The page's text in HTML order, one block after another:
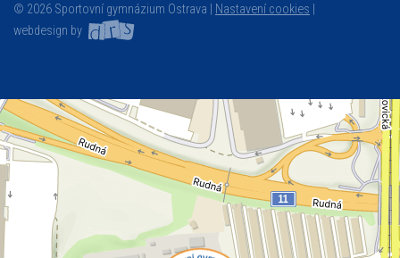
© 2026 Sportovní gymnázium Ostrava |
Nastavení cookies
webdesign by